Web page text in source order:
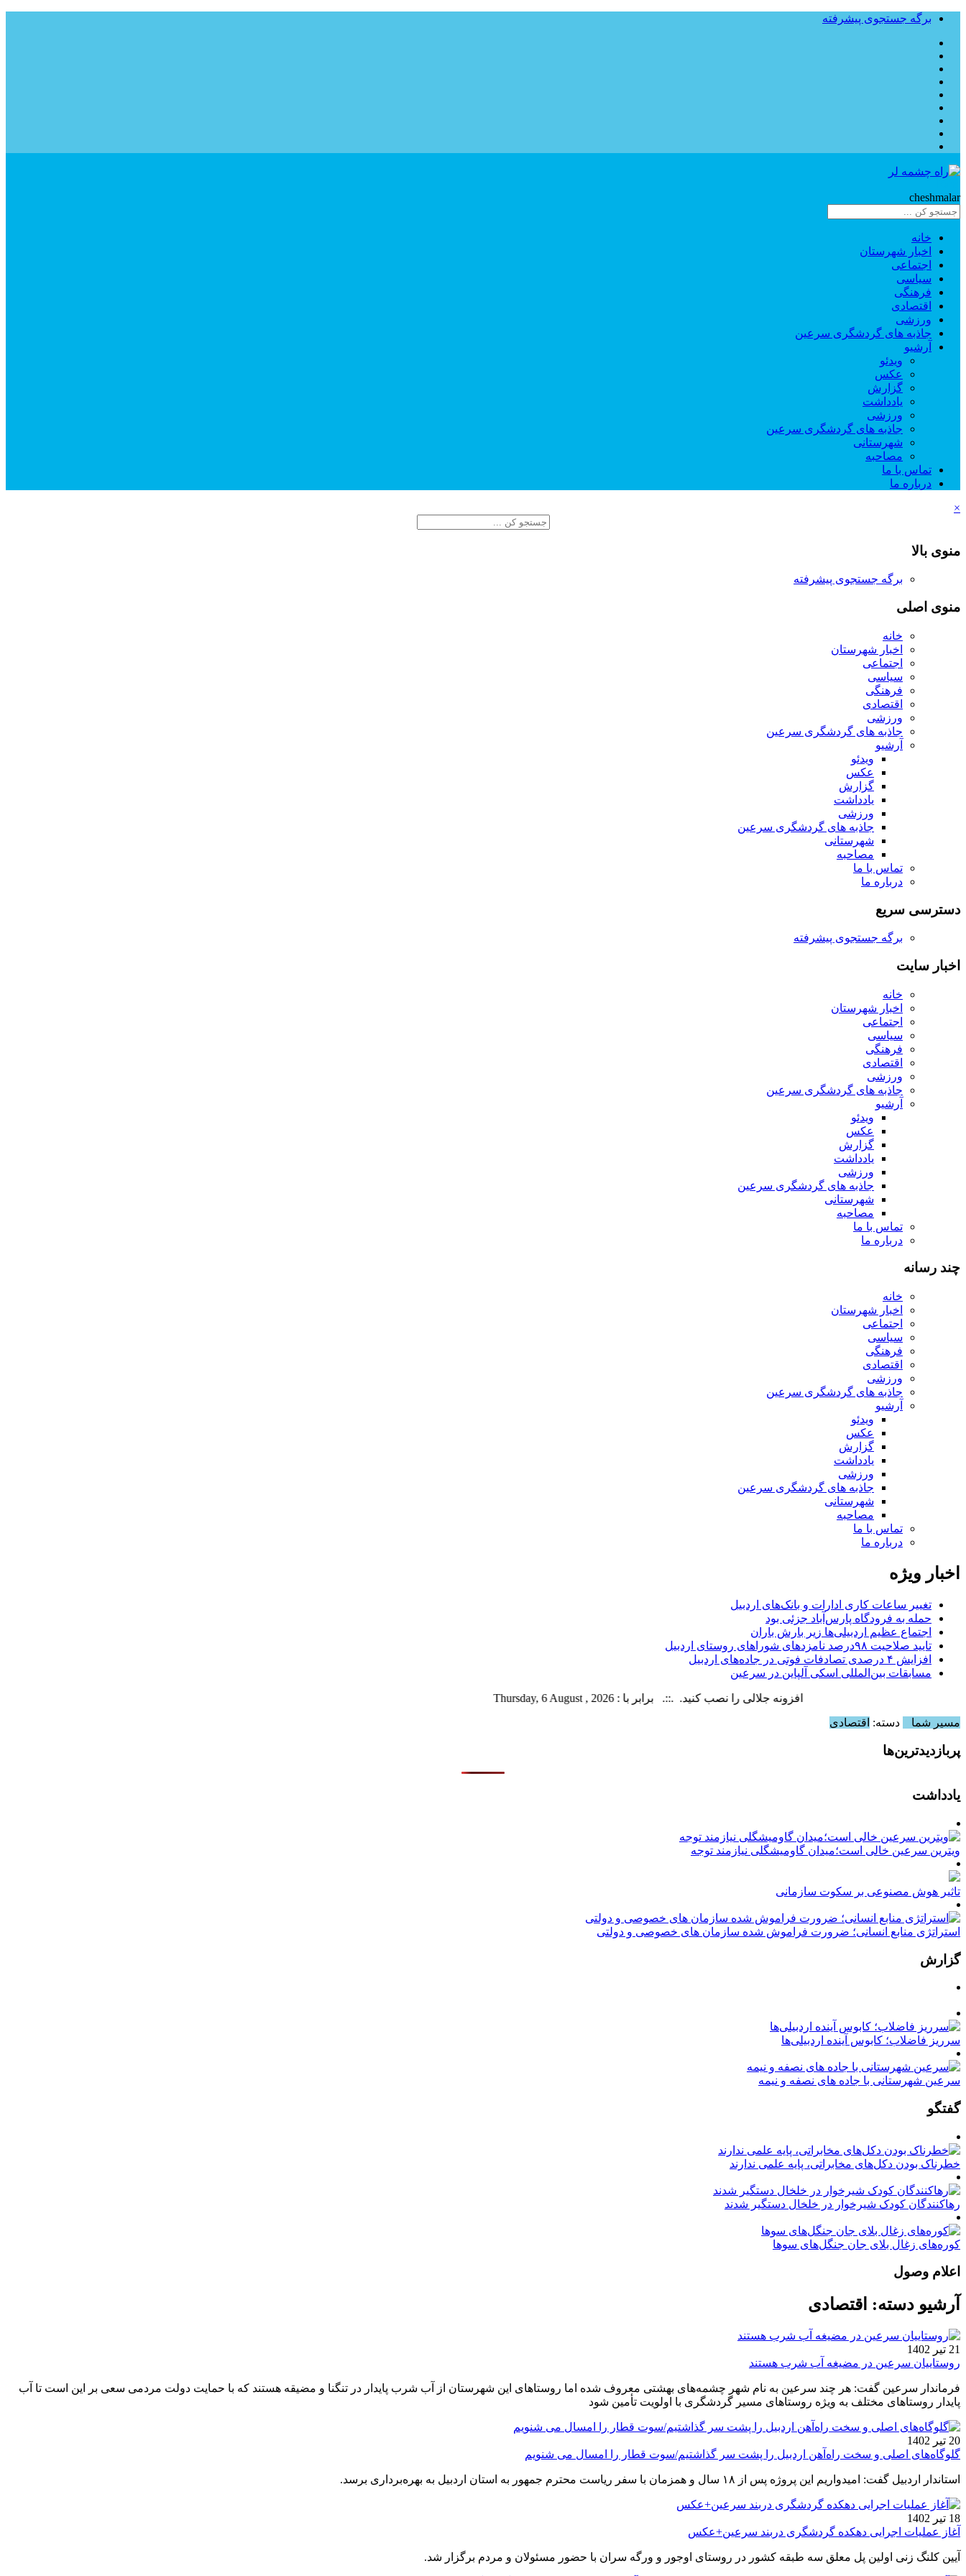
برگه جستجوی پیشرفته
cheshmalar
خانه
اخبار شهرستان
اجتماعی
سیاسی
فرهنگی
اقتصادی
ورزشی
جاذبه های گردشگری سرعین
آرشیو
ویدئو
عکس
گزارش
یادداشت
ورزشی
جاذبه های گردشگری سرعین
شهرستانی
مصاحبه
تماس با ما
درباره ما
×
منوی بالا
برگه جستجوی پیشرفته
منوی اصلی
خانه
اخبار شهرستان
اجتماعی
سیاسی
فرهنگی
اقتصادی
ورزشی
جاذبه های گردشگری سرعین
آرشیو
ویدئو
عکس
گزارش
یادداشت
ورزشی
جاذبه های گردشگری سرعین
شهرستانی
مصاحبه
تماس با ما
درباره ما
دسترسی سریع
برگه جستجوی پیشرفته
اخبار سایت
خانه
اخبار شهرستان
اجتماعی
سیاسی
فرهنگی
اقتصادی
ورزشی
جاذبه های گردشگری سرعین
آرشیو
ویدئو
عکس
گزارش
یادداشت
ورزشی
جاذبه های گردشگری سرعین
شهرستانی
مصاحبه
تماس با ما
درباره ما
چند رسانه
خانه
اخبار شهرستان
اجتماعی
سیاسی
فرهنگی
اقتصادی
ورزشی
جاذبه های گردشگری سرعین
آرشیو
ویدئو
عکس
گزارش
یادداشت
ورزشی
جاذبه های گردشگری سرعین
شهرستانی
مصاحبه
تماس با ما
درباره ما
اخبار ویژه
تغییر ساعات کاری ادارات و بانک‌های اردبیل
حمله به فرودگاه پارس‌‌آباد جزئی بود
اجتماع عظیم اردبیلی‌ها زیر بارش باران
تایید صلاحیت ۹۸درصد نامزدهای شوراهای روستای اردبیل
افزایش ۴ درصدی تصادفات فوتی در جاده‌های اردبیل
مسابقات بین‌المللی اسکی آلپاین در سرعین
افزونه جلالی را نصب کنید. .::. برابر با : Thursday, 6 August , 2026
مسیر شما
دسته: اقتصادی
پربازدیدترین‌ها
یادداشت
ویترین سرعین خالی است؛میدان گاومیشگلی نیازمند توجه
تاثیر هوش مصنوعی بر سکوت سازمانی
استراتژی منابع انسانی؛ ضرورت فراموش شده سازمان های خصوصی و دولتی
گزارش
سرریز فاضلاب؛ کابوس آینده اردبیلی‌ها
سرعین شهرستانی با جاده های نصفه و نیمه
گفتگو
خطرناک بودن دکل‌های مخابراتی، پایه علمی ندارند
رهاکنندگان کودک شیرخوار در خلخال دستگیر شدند
کوره‌های زغال بلای جان جنگل‌های سوها
اعلام وصول
آرشیو دسته: اقتصادی
21 تیر 1402
روستاییان سرعین در مضیغه آب شرب هستند
فرماندار سرعین گفت: هر چند سرعین به نام شهر چشمه‌های بهشتی معروف شده اما روستاهای این شهرستان از آب شرب پایدار در تنگنا و مضیقه هستند که با حمایت دولت مردمی سعی بر این است تا آب
پایدار روستاهای مختلف به ویژه روستاهای مسیر گردشگری با اولویت تأمین شود
20 تیر 1402
گلوگاه‌های اصلی و سخت راه‌آهن اردبیل را پشت سر گذاشتیم/سوت قطار را امسال می شنویم
استاندار اردبیل گفت: امیدواریم این پروژه پس از ۱۸ سال و همزمان با سفر ریاست محترم جمهور به استان اردبیل به بهره‌برداری برسد.
18 تیر 1402
آغاز عملیات اجرایی دهکده گردشگری دربند سرعین+عکس
آیین کلنگ زنی اولین پل معلق سه طبقه کشور در روستای اوجور و ورگه سران با حضور مسئولان و مردم برگزار شد.